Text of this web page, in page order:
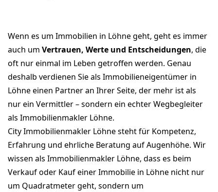
Wenn es um Immobilien in Löhne geht, geht es immer
auch um Vertrauen, Werte und Entscheidungen, die
oft nur einmal im Leben getroffen werden. Genau
deshalb verdienen Sie als Immobilieneigentümer in
Löhne einen Partner an Ihrer Seite, der mehr ist als
nur ein Vermittler – sondern ein echter Wegbegleiter
als Immobilienmakler Löhne.
City Immobilienmakler Löhne steht für Kompetenz,
Erfahrung und ehrliche Beratung auf Augenhöhe. Wir
wissen als Immobilienmakler Löhne, dass es beim
Verkauf oder Kauf einer Immobilie in Löhne nicht nur
um Quadratmeter geht, sondern um